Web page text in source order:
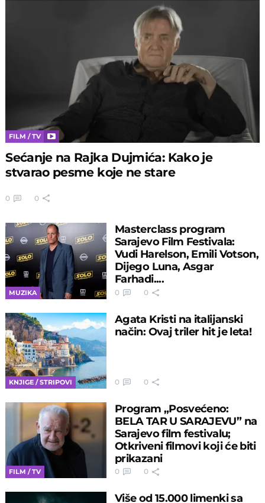
FILM / TV
Sećanje na Rajka Dujmića: Kako je
stvarao pesme koje ne stare
0 0
MUZIKA
Masterclass program
Sarajevo Film Festivala:
Vudi Harelson, Emili Votson,
Dijego Luna, Asgar
Farhadi....
0 0
KNJIGE / STRIPOVI
Agata Kristi na italijanski
način: Ovaj triler hit je leta!
0 0
FILM / TV
Program „Posvećeno:
BELA TAR U SARAJEVU” na
Sarajevo film festivalu;
Otkriveni filmovi koji će biti
prikazani
0 0
Više od 15.000 limenki sa